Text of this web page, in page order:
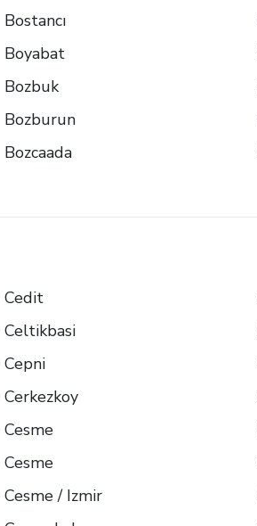
Bostancı
Boyabat
Bozbuk
Bozburun
Bozcaada
Cedit
Celtikbasi
Cepni
Cerkezkoy
Cesme
Cesme
Cesme / Izmir